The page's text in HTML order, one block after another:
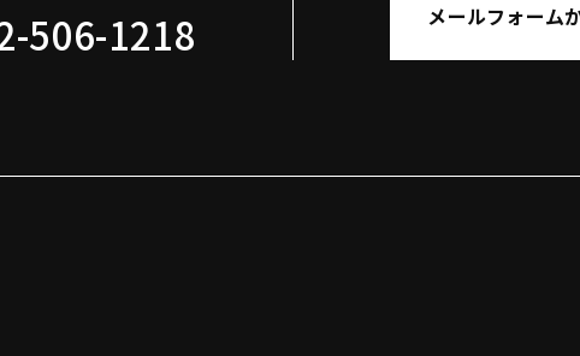
506-1218 メールフォーム